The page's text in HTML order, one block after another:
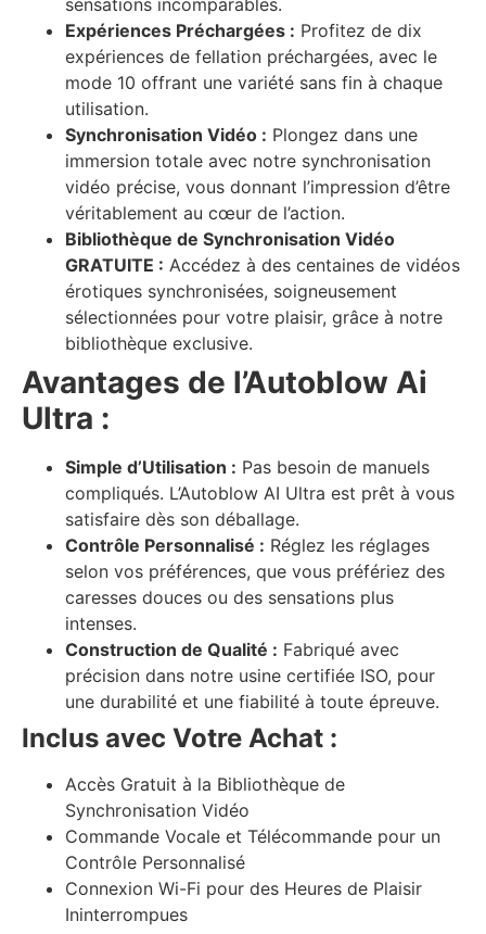
Expériences Préchargées : Profitez de dix
expériences de fellation préchargées, avec le
mode 10 offrant une variété sans fin à chaque
utilisation.
Synchronisation Vidéo : Plongez dans une
immersion totale avec notre synchronisation
vidéo précise, vous donnant l’impression d’être
véritablement au cœur de l’action.
Bibliothèque de Synchronisation Vidéo
GRATUITE : Accédez à des centaines de vidéos
érotiques synchronisées, soigneusement
sélectionnées pour votre plaisir, grâce à notre
bibliothèque exclusive.
Avantages de l’Autoblow Ai
Ultra :
Simple d’Utilisation : Pas besoin de manuels
compliqués. L’Autoblow AI Ultra est prêt à vous
satisfaire dès son déballage.
Contrôle Personnalisé : Réglez les réglages
selon vos préférences, que vous préfériez des
caresses douces ou des sensations plus
intenses.
Construction de Qualité : Fabriqué avec
précision dans notre usine certifiée ISO, pour
une durabilité et une fiabilité à toute épreuve.
Inclus avec Votre Achat :
Accès Gratuit à la Bibliothèque de
Synchronisation Vidéo
Commande Vocale et Télécommande pour un
Contrôle Personnalisé
Connexion Wi-Fi pour des Heures de Plaisir
Ininterrompues